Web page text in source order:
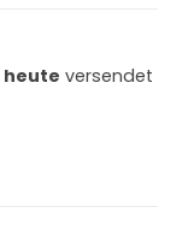
heute versendet